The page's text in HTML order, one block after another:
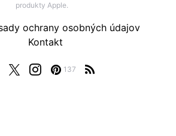
produkty Apple.
137
ochrany osobných údajov
Kontakt